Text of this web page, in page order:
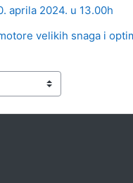
aprila 2024. u 13.00h
velikih snaga i